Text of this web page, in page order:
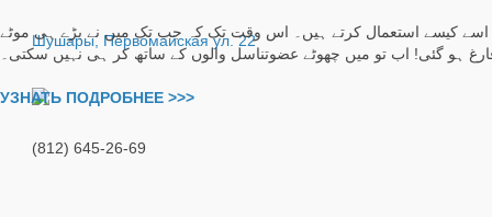
Шушары, Первомайская ул. 22
(812) 645-26-69
اسے کیسے استعمال کرتے ہیں۔ اس وقت تک کہ جب تک میں نے بڑے ہی موٹے
УЗНАТЬ ПОДРОБНЕЕ >>>